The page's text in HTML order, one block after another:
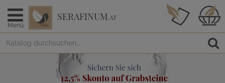
Menü
SERAFINUM.AT